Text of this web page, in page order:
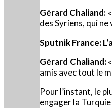
Gérard Chaliand:
des Syriens, qui
Sputnik France:
Gérard Chaliand:
amis avec tout le
Pour l’instant, le
engager la